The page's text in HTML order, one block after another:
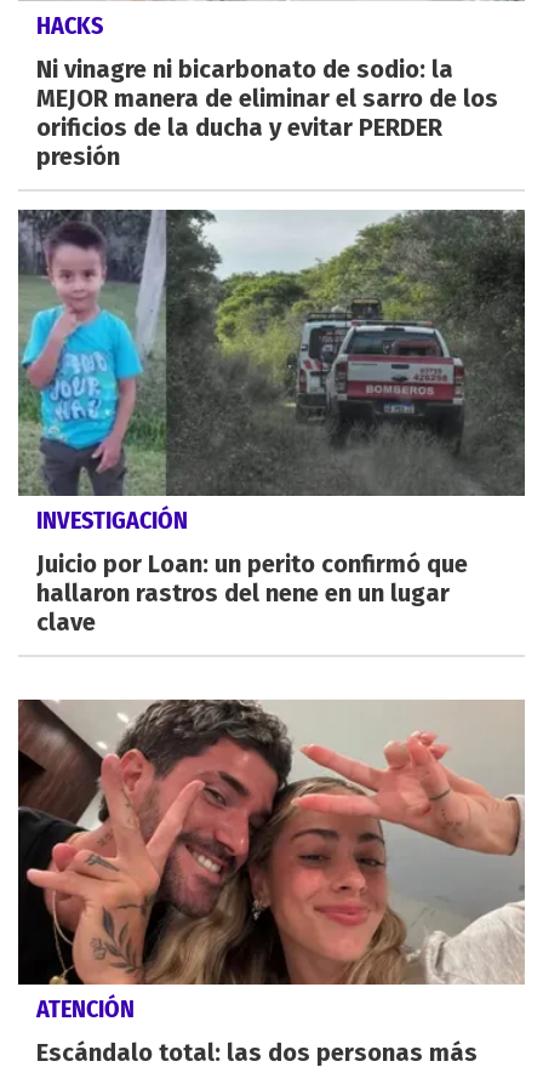
HACKS
Ni vinagre ni bicarbonato de sodio: la
MEJOR manera de eliminar el sarro de los
orificios de la ducha y evitar PERDER
presión
INVESTIGACIÓN
Juicio por Loan: un perito confirmó que
hallaron rastros del nene en un lugar
clave
ATENCIÓN
Escándalo total: las dos personas más